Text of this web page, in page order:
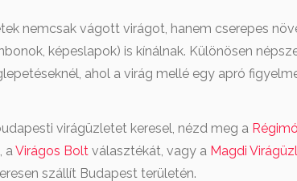
nemcsak vágott virágot, hanem cserepes
képeslapok) is kínálnak. Különösen
ahol a virág mellé egy apró
virágüzletet keresel, nézd meg a
aVirágos Bolt választékát, vagy a Magdi
szállít Budapest területén.